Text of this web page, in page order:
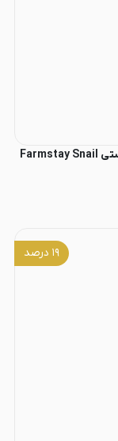
بی‌بی کرم ترمیم‌کننده و ضد آفتاب حلزون فارم‌استی Farmstay Snail
۱۹ درصد